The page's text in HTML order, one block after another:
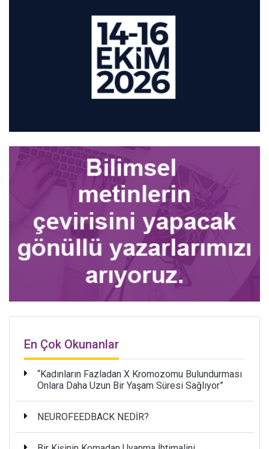
En Çok Okunanlar
“Kadınların Fazladan X Kromozomu Bulundurması
Onlara Daha Uzun Bir Yaşam Süresi Sağlıyor”
NEUROFEEDBACK NEDİR?